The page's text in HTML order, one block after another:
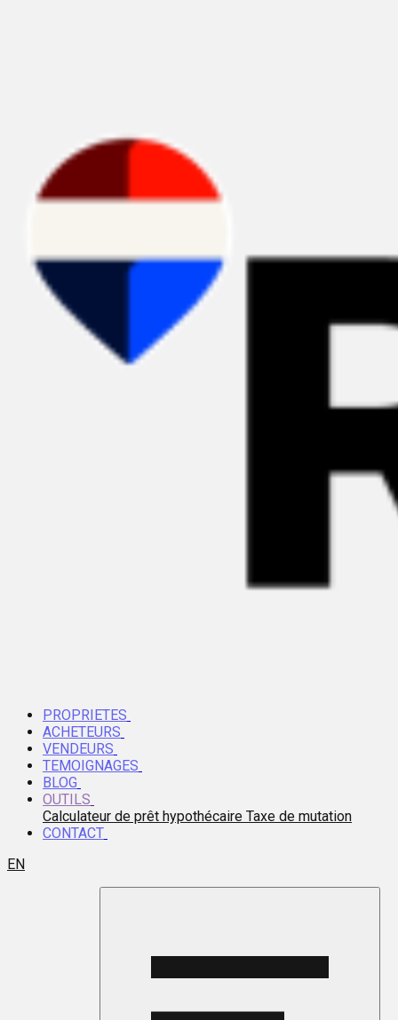
PROPRIETES
ACHETEURS
VENDEURS
TEMOIGNAGES
BLOG
OUTILS
Calculateur de prêt hypothécaire Taxe de mutation
CONTACT
EN